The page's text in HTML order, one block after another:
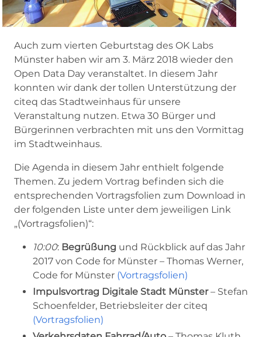
Auch zum vierten Geburtstag des OK Labs
Münster haben wir am 3. März 2018 wieder den
Open Data Day veranstaltet. In diesem Jahr
konnten wir dank der tollen Unterstützung der
citeq das Stadtweinhaus für unsere
Veranstaltung nutzen. Etwa 30 Bürger und
Bürgerinnen verbrachten mit uns den Vormittag
im Stadtweinhaus.
Die Agenda in diesem Jahr enthielt folgende
Themen. Zu jedem Vortrag befinden sich die
entsprechenden Vortragsfolien zum Download in
der folgenden Liste unter dem jeweiligen Link
„(Vortragsfolien)“:
10:00: Begrüßung und Rückblick auf das Jahr
2017 von Code for Münster – Thomas Werner,
Code for Münster (Vortragsfolien)
Impulsvortrag Digitale Stadt Münster– Stefan
Schoenfelder, Betriebsleiter der citeq
(Vortragsfolien)